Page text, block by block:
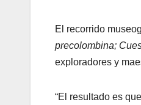
El recorrido
precolombina;
exploradores y
“El resultado es